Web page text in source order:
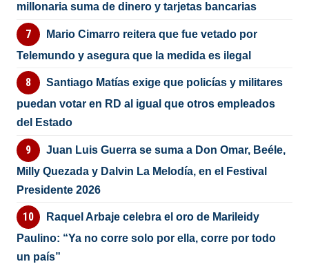
millonaria suma de dinero y tarjetas bancarias
Mario Cimarro reitera que fue vetado por
Telemundo y asegura que la medida es ilegal
Santiago Matías exige que policías y militares
puedan votar en RD al igual que otros empleados
del Estado
Juan Luis Guerra se suma a Don Omar, Beéle,
Milly Quezada y Dalvin La Melodía, en el Festival
Presidente 2026
Raquel Arbaje celebra el oro de Marileidy
Paulino: “Ya no corre solo por ella, corre por todo
un país”